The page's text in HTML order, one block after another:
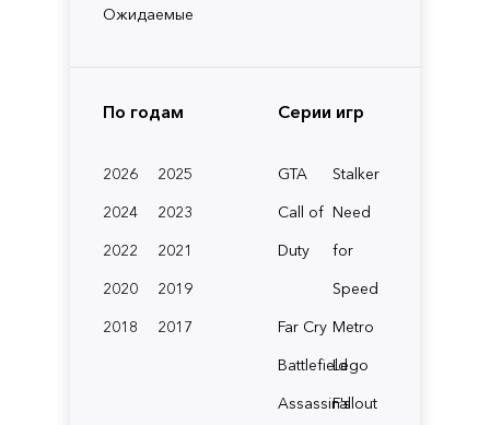
Ожидаемые
По годам
2026
2025
2024
2023
2022
2021
2020
2019
2018
2017
Серии игр
GTA
Stalker
Call of
Duty
Need
for
Speed
Far Cry Metro
BattlefieldLego
Assassin'sFallout